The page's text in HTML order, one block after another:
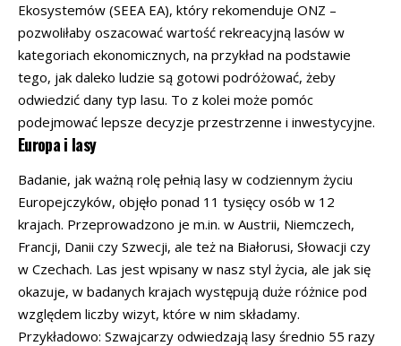
Ekosystemów (SEEA EA), który rekomenduje ONZ –
pozwoliłaby oszacować wartość rekreacyjną lasów w
kategoriach ekonomicznych, na przykład na podstawie
tego, jak daleko ludzie są gotowi podróżować, żeby
odwiedzić dany typ lasu. To z kolei może pomóc
podejmować lepsze decyzje przestrzenne i inwestycyjne.
Europa i lasy
Badanie, jak ważną rolę pełnią lasy w codziennym życiu
Europejczyków, objęło ponad 11 tysięcy osób w 12
krajach. Przeprowadzono je m.in. w Austrii, Niemczech,
Francji, Danii czy Szwecji, ale też na Białorusi, Słowacji czy
w Czechach. Las jest wpisany w nasz styl życia, ale jak się
okazuje, w badanych krajach występują duże różnice pod
względem liczby wizyt, które w nim składamy.
Przykładowo: Szwajcarzy odwiedzają lasy średnio 55 razy